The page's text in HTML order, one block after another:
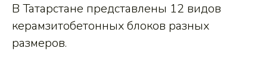
В Татарстане представлены 12 видов
керамзитобетонных блоков разных
размеров.